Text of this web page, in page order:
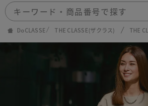
DoCLASSE THE CLASSE(ザクラス) THE